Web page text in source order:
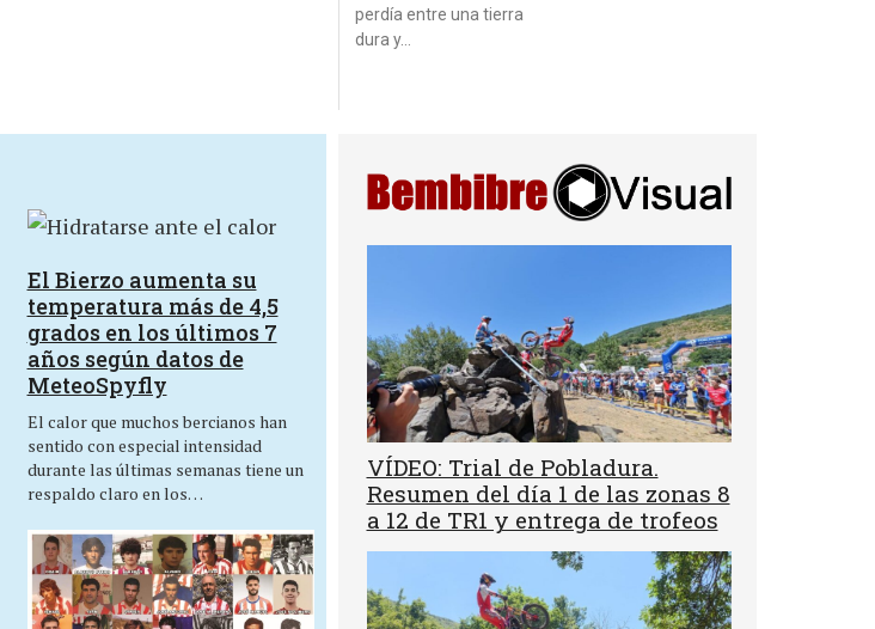
perdía entre una tierra
dura y…
El Bierzo aumenta su
temperatura más de 4,5
grados en los últimos 7
años según datos de
MeteoSpyfly
El calor que muchos bercianos han
sentido con especial intensidad
durante las últimas semanas tiene un
respaldo claro en los…
VÍDEO: Trial de Pobladura.
Resumen del día 1 de las zonas 8
a 12 de TR1 y entrega de trofeos